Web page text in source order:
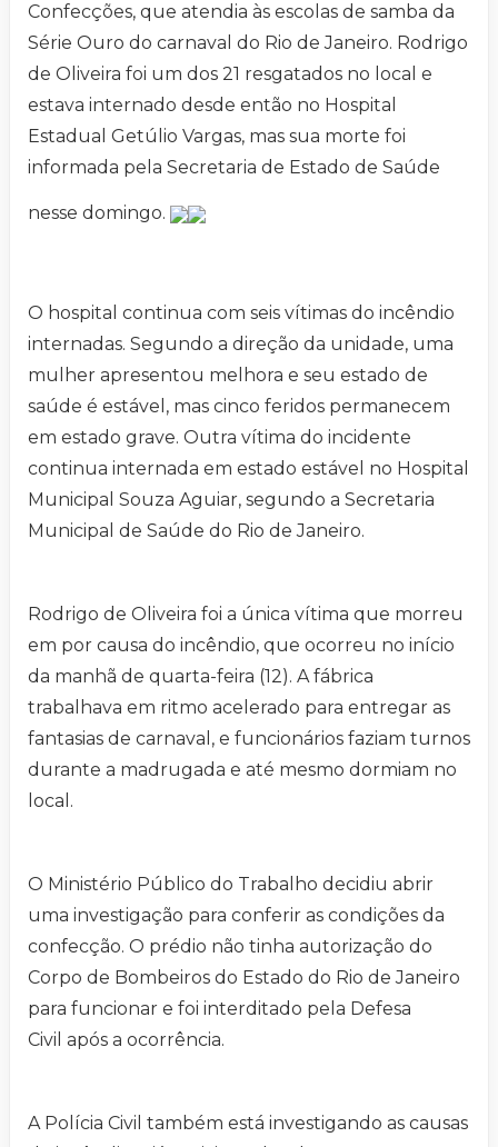
Confecções, que atendia às escolas de samba da
Série Ouro do carnaval do Rio de Janeiro. Rodrigo
de Oliveira foi um dos 21 resgatados no local e
estava internado desde então no Hospital
Estadual Getúlio Vargas, mas sua morte foi
informada pela Secretaria de Estado de Saúde
nesse domingo.
O hospital continua com seis vítimas do incêndio
internadas. Segundo a direção da unidade, uma
mulher apresentou melhora e seu estado de
saúde é estável, mas cinco feridos permanecem
em estado grave. Outra vítima do incidente
continua internada em estado estável no Hospital
Municipal Souza Aguiar, segundo a Secretaria
Municipal de Saúde do Rio de Janeiro.
Rodrigo de Oliveira foi a única vítima que morreu
em por causa do incêndio, que ocorreu no início
da manhã de quarta-feira (12). A fábrica
trabalhava em ritmo acelerado para entregar as
fantasias de carnaval, e funcionários faziam turnos
durante a madrugada e até mesmo dormiam no
local.
O Ministério Público do Trabalho decidiu abrir
uma investigação para conferir as condições da
confecção. O prédio não tinha autorização do
Corpo de Bombeiros do Estado do Rio de Janeiro
para funcionar e foi interditado pela Defesa
Civil após a ocorrência.
A Polícia Civil também está investigando as causas